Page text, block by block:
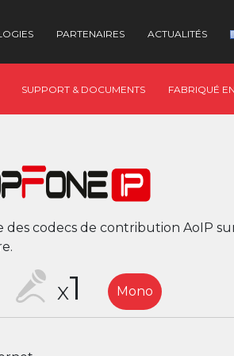
PARTENAIRES ACTUALITÉS
SUPPORT & DOCUMENTS FABRIQUÉ
des codecs de contribution AoIP
X1 Mono